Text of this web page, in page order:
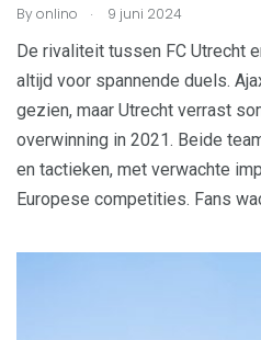
Byonlino . 9 juni 2024
De rivaliteit tussen FC Utrecht
altijd voor spannende duels.
gezien, maar Utrecht verrast
overwinning in 2021. Beide
en tactieken, met verwachte
Europese competities. Fans